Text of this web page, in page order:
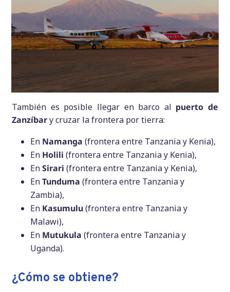
También es posible llegar en barco al puerto de
Zanzíbary cruzar la frontera por tierra:
En Namanga (frontera entre Tanzania y Kenia),
En Holili (frontera entre Tanzania y Kenia),
EnSirari (frontera entre Tanzania y Kenia),
EnTunduma (frontera entre Tanzania y
Zambia),
En Kasumulu(frontera entre Tanzania y
Malawi),
En Mutukula (frontera entre Tanzania y
Uganda).
¿Cómo se obtiene?